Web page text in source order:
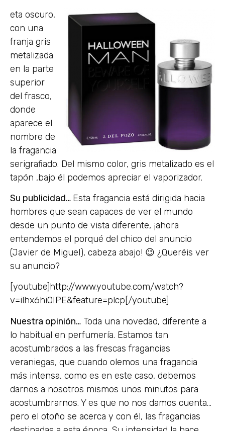
eta oscuro,
con una
franja gris
metalizada
en la parte
superior
del frasco,
donde
aparece el
nombre de
la fragancia
serigrafiado. Del mismo color, gris metalizado es el
tapón ,bajo él podemos apreciar el vaporizador.
Su publicidad… Esta fragancia está dirigida hacia
hombres que sean capaces de ver el mundo
desde un punto de vista diferente, ¡ahora
entendemos el porqué del chico del anuncio
(Javier de Miguel), cabeza abajo! 😉 ¿Queréis ver
su anuncio?
[youtube]http://www.youtube.com/watch?
v=ilhx6hi0IPE&feature=plcp[/youtube]
Nuestra opinión… Toda una novedad, diferente a
lo habitual en perfumería. Estamos tan
acostumbrados a las frescas fragancias
veraniegas, que cuando olemos una fragancia
más intensa, como es en este caso, debemos
darnos a nosotros mismos unos minutos para
acostumbrarnos. Y es que no nos damos cuenta…
pero el otoño se acerca y con él, las fragancias